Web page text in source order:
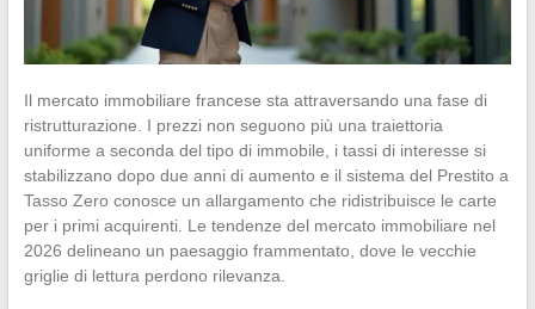
Il mercato immobiliare francese sta attraversando una fase di
ristrutturazione. I prezzi non seguono più una traiettoria
uniforme a seconda del tipo di immobile, i tassi di interesse si
stabilizzano dopo due anni di aumento e il sistema del Prestito a
Tasso Zero conosce un allargamento che ridistribuisce le carte
per i primi acquirenti. Le tendenze del mercato immobiliare nel
2026 delineano un paesaggio frammentato, dove le vecchie
griglie di lettura perdono rilevanza.